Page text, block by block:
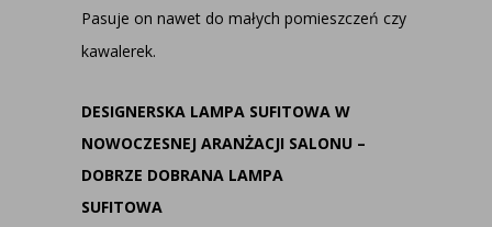
Pasuje on nawet do małych pomieszczeń czy
kawalerek.
DESIGNERSKA LAMPA SUFITOWA W
NOWOCZESNEJ ARANŻACJI SALONU –
DOBRZE DOBRANA LAMPA
SUFITOWA